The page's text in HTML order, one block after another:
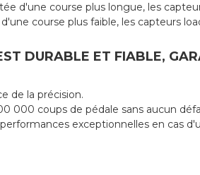
d'une course plus longue, les
course plus faible, les capteurs
DURABLE ET FIABLE,
de la précision.
000 coups de pédale sans aucun
exceptionnelles en cas